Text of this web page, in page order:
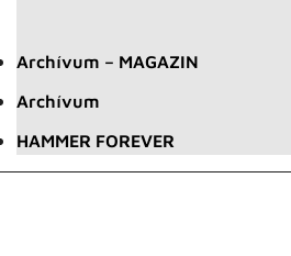
Archívum – MAGAZIN
Archívum
HAMMER FOREVER